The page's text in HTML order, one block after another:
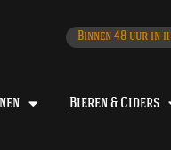
Binnen 48 uur in
Bieren & Ciders